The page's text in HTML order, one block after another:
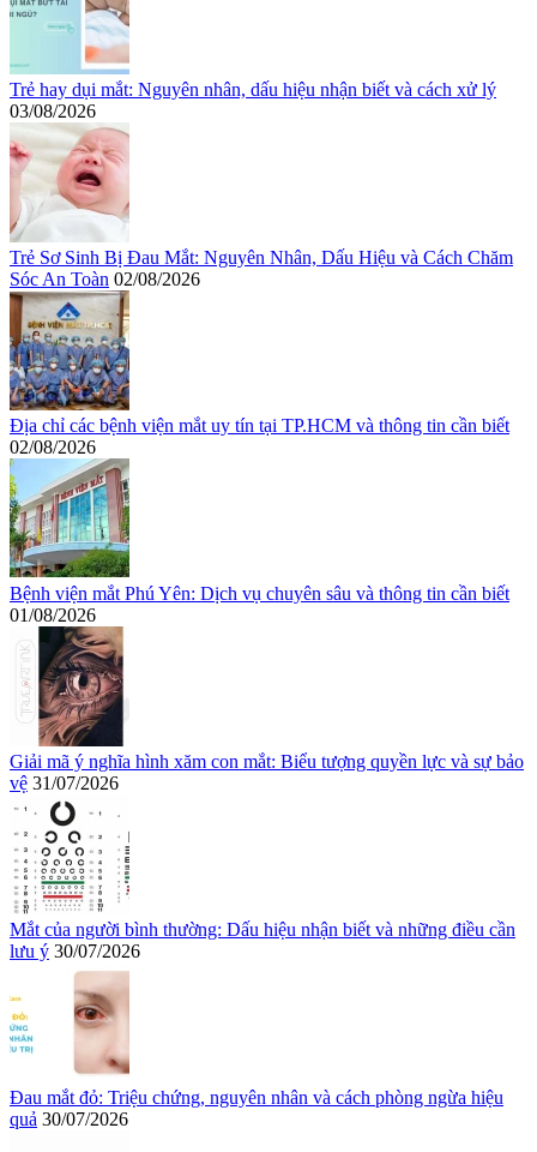
Trẻ hay dụi mắt: Nguyên nhân, dấu hiệu nhận biết và cách xử lý
03/08/2026
Trẻ Sơ Sinh Bị Đau Mắt: Nguyên Nhân, Dấu Hiệu và Cách Chăm
Sóc An Toàn 02/08/2026
Địa chỉ các bệnh viện mắt uy tín tại TP.HCM và thông tin cần biết
02/08/2026
Bệnh viện mắt Phú Yên: Dịch vụ chuyên sâu và thông tin cần biết
01/08/2026
Giải mã ý nghĩa hình xăm con mắt: Biểu tượng quyền lực và sự bảo
vệ 31/07/2026
Mắt của người bình thường: Dấu hiệu nhận biết và những điều cần
lưu ý 30/07/2026
Đau mắt đỏ: Triệu chứng, nguyên nhân và cách phòng ngừa hiệu
quả 30/07/2026